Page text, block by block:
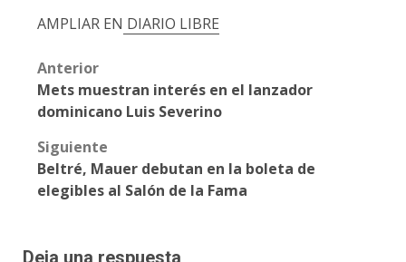
AMPLIAR EN DIARIO LIBRE
Post
navigation
Anterior
Mets muestran interés en el lanzador
dominicano Luis Severino
Siguiente
Beltré, Mauer debutan en la boleta de
elegibles al Salón de la Fama
Deja una respuesta